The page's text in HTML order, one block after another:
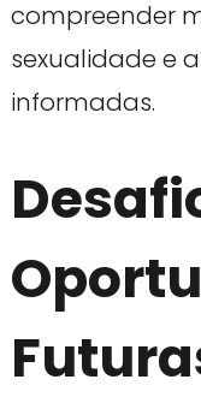
compreender
sexualidade e
informadas.